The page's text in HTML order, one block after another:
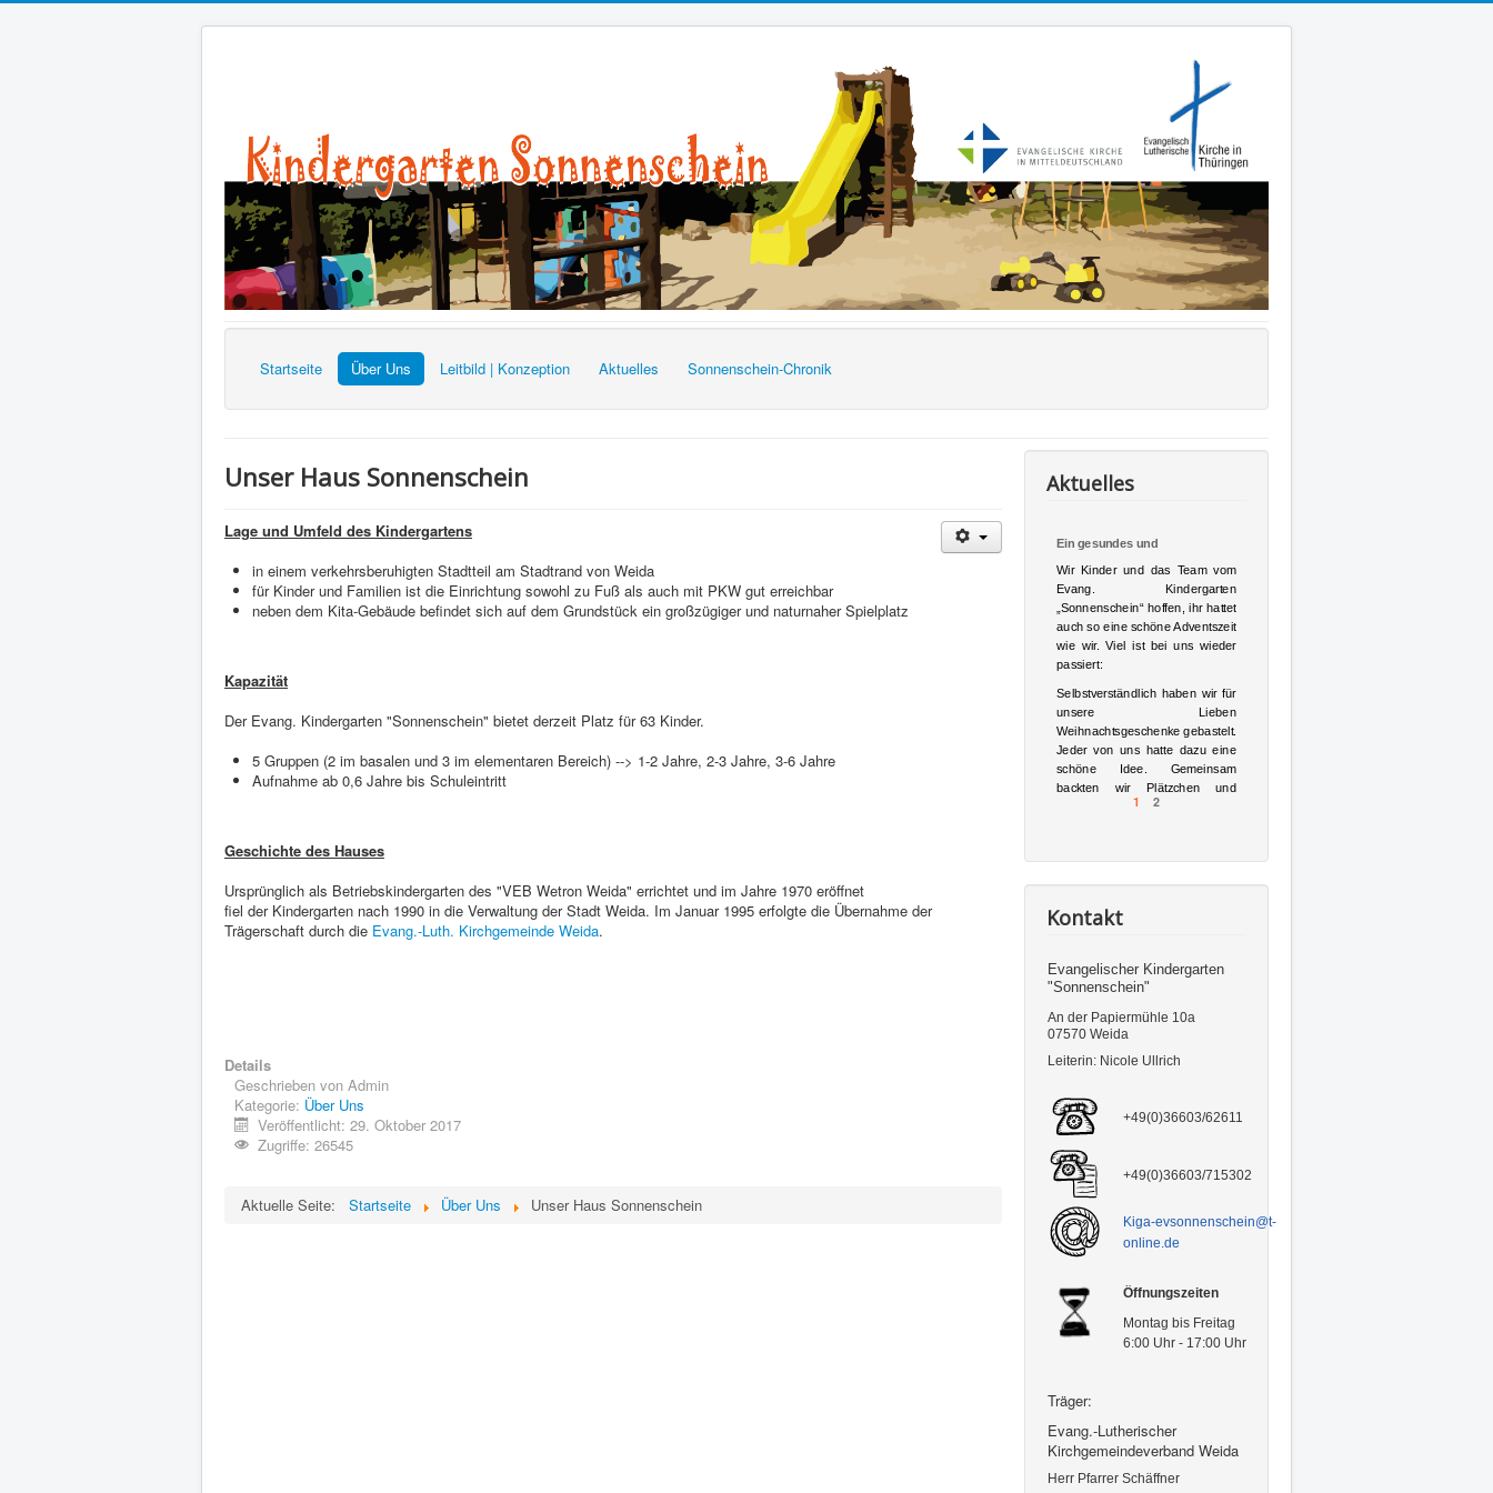
Startseite Über Uns Leitbild | Konzeption Aktuelles Sonnenschein-Chronik
Unser Haus Sonnenschein
Lage und Umfeld des Kindergartens
in einem verkehrsberuhigten Stadtteil am Stadtrand von Weida
für Kinder und Familien ist die Einrichtung sowohl zu Fuß als auch mit PKW gut erreichbar
neben dem Kita-Gebäude befindet sich auf dem Grundstück ein großzügiger und naturnaher Spielplatz
Kapazität
Der Evang. Kindergarten "Sonnenschein" bietet derzeit Platz für 63 Kinder.
5 Gruppen (2 im basalen und 3 im elementaren Bereich) --> 1-2 Jahre, 2-3 Jahre, 3-6 Jahre
Aufnahme ab 0,6 Jahre bis Schuleintritt
Geschichte des Hauses
Ursprünglich als Betriebskindergarten des "VEB Wetron Weida" errichtet und im Jahre 1970 eröffnet
fiel der Kindergarten nach 1990 in die Verwaltung der Stadt Weida. Im Januar 1995 erfolgte die Übernahme der
Trägerschaft durch die Evang.-Luth. Kirchgemeinde Weida.
Details
Geschrieben von Admin
Kategorie: Über Uns
Veröffentlicht: 29. Oktober 2017
Zugriffe: 26545
Aktuelle Seite: Startseite Über Uns Unser Haus Sonnenschein
Aktuelles
Ein gesundes und
gesegnetes [...]
Wir Kinder und das Team vom
Evang. Kindergarten
„Sonnenschein“ hoffen, ihr hattet
auch so eine schöne Adventszeit
wie wir. Viel ist bei uns wieder
passiert:
Selbstverständlich haben wir für
unsere Lieben
Weihnachtsgeschenke gebastelt.
Jeder von uns hatte dazu eine
schöne Idee. Gemeinsam
backten wir Plätzchen und
lernten noch Weihnachtslieder,
Weihnachtsgedichte – und
fingerspiele.
Am 27.11.2024
Familien zu unserem
verbrachten eine tolle Zeit bei
uns im Kindergarten. Wir
gemeinsam Kaffee, kosteten
Lieder. Gedichte wurden auch
auch etwas über Bräuche aus
anderen Ländern.
Einen Tag später am
dekorierten mehrere Familien mit
den Erzieherinnen ein
Schaufenster
direkt gegenüber der
Stadtkirche.
2.12.2024
gemeinsam unseren
Weihnachtsbaum
Eingangsbereich. Jedes Kind
brachte dafür einen kleinen
Unsere Eltern trafen sich am
3.12.2024
gemütlichenAdventsbasteln
und um dem Weihnachtsmann
1 2
Kontakt
Evangelischer Kindergarten
"Sonnenschein"
An der Papiermühle 10a
07570 Weida
Leiterin: Nicole Ullrich
+49(0)36603/62611
+49(0)36603/715302
Kiga-evsonnenschein@t-
online.de
Öffnungszeiten
Montag bis Freitag
6:00 Uhr - 17:00 Uhr
Träger:
Evang.-Lutherischer
Kirchgemeindeverband Weida
Herr Pfarrer Schäffner